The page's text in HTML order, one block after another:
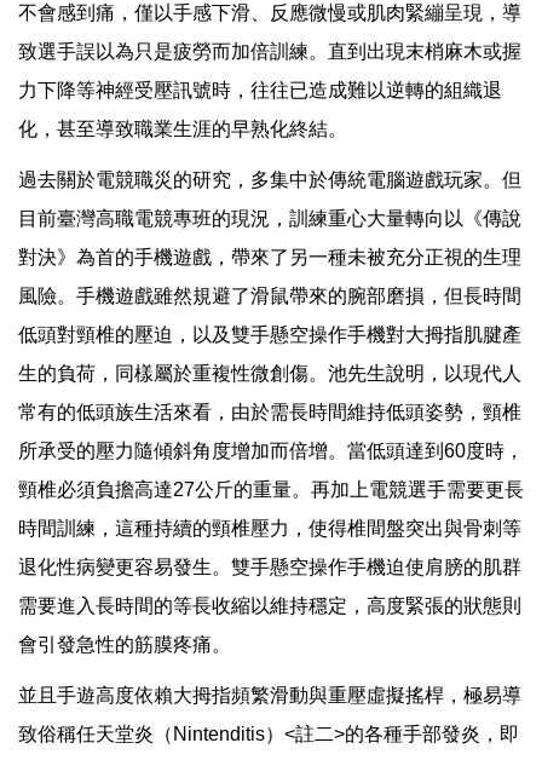
不會感到痛，僅以手感下滑、反應微慢或肌肉緊繃呈現，導
致選手誤以為只是疲勞而加倍訓練。直到出現末梢麻木或握
力下降等神經受壓訊號時，往往已造成難以逆轉的組織退
化，甚至導致職業生涯的早熟化終結。
過去關於電競職災的研究，多集中於傳統電腦遊戲玩家。但
目前臺灣高職電競專班的現況，訓練重心大量轉向以《傳說
對決》為首的手機遊戲，帶來了另一種未被充分正視的生理
風險。手機遊戲雖然規避了滑鼠帶來的腕部磨損，但長時間
低頭對頸椎的壓迫，以及雙手懸空操作手機對大拇指肌腱產
生的負荷，同樣屬於重複性微創傷。池先生說明，以現代人
常有的低頭族生活來看，由於需長時間維持低頭姿勢，頸椎
所承受的壓力隨傾斜角度增加而倍增。當低頭達到60度時，
頸椎必須負擔高達27公斤的重量。再加上電競選手需要更長
時間訓練，這種持續的頸椎壓力，使得椎間盤突出與骨刺等
退化性病變更容易發生。雙手懸空操作手機迫使肩膀的肌群
需要進入長時間的等長收縮以維持穩定，高度緊張的狀態則
會引發急性的筋膜疼痛。
並且手遊高度依賴大拇指頻繁滑動與重壓虛擬搖桿，極易導
致俗稱任天堂炎（Nintenditis）<註二>的各種手部發炎，即